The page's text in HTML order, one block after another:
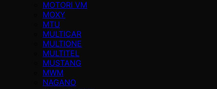
MOTORI VM
MOXY
MTU
MULTICAR
MULTIONE
MULTITEL
MUSTANG
MWM
NAGANO